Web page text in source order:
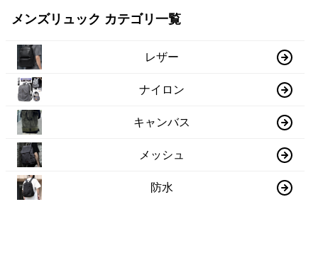
メンズリュック カテゴリ一覧
レザー
ナイロン
キャンバス
メッシュ
防水